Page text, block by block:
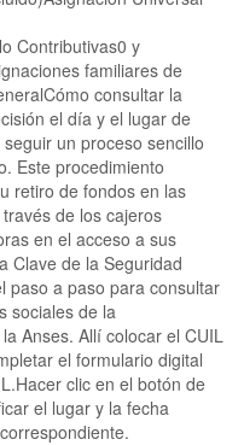
Contributivas0 y
familiares de
consultar la
el día y el lugar de
un proceso sencillo
Este procedimiento
retiro de fondos en las
de los cajeros
en el acceso a sus
Clave de la Seguridad
paso a paso para consultar
sociales de la
Anses. Allí colocar el CUIL
el formulario digital
clic en el botón de
el lugar y la fecha